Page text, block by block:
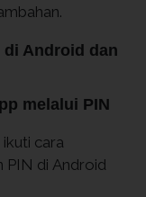
di Android dan
melalui PIN
cara
PIN di Android